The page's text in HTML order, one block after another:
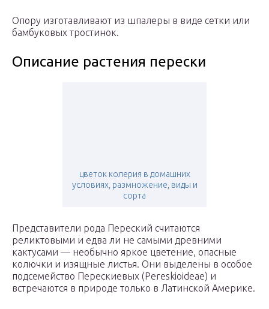
Опору изготавливают из шпалеры в виде сетки или
бамбуковых тростинок.
Описание растения перески
цветок колерия в домашних
условиях, размножение, виды и
сорта
Представители рода Переский считаются
реликтовыми и едва ли не самыми древними
кактусами — необычно яркое цветение, опасные
колючки и изящные листья. Они выделены в особое
подсемейство Перескиевых (Pereskioideae) и
встречаются в природе только в Латинской Америке.